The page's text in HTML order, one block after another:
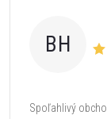
BH
Spoľahlivý